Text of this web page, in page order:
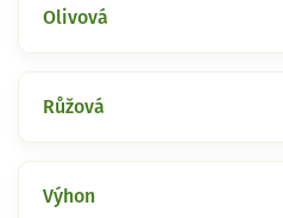
Olivová
Růžová
Výhon